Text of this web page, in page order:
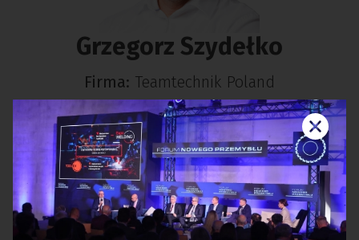
Grzegorz Szydełko
Firma: Teamtechnik Poland
Stanowisko:prezes zarządu
Prezes, współzałożyciel teamtechnik Polska,
w branży działa ponad 20 lat. Aktywnie